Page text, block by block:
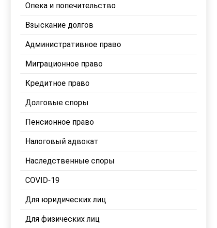
Опека и попечительство
Взыскание долгов
Административное право
Миграционное право
Кредитное право
Долговые споры
Пенсионное право
Налоговый адвокат
Наследственные споры
COVID-19
Для юридических лиц
Для физических лиц